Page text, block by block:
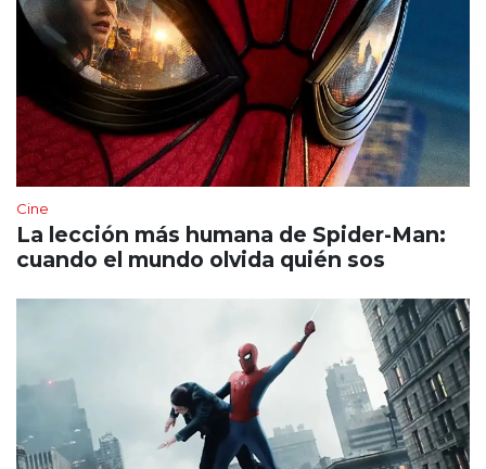
Cine
La lección más humana de Spider-Man:
cuando el mundo olvida quién sos